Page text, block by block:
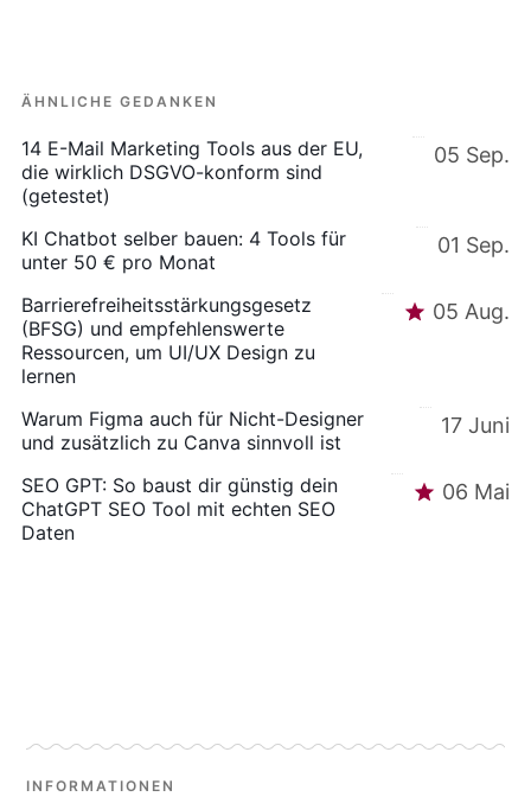
ÄHNLICHE GEDANKEN
14 E-Mail Marketing Tools aus der EU,
die wirklich DSGVO-konform sind
(getestet)
05 Sep.
KI Chatbot selber bauen: 4 Tools für
unter 50 € pro Monat
01 Sep.
Barrierefreiheitsstärkungsgesetz
(BFSG) und empfehlenswerte
Ressourcen, um UI/UX Design zu
lernen
05 Aug.
Warum Figma auch für Nicht-Designer
und zusätzlich zu Canva sinnvoll ist
17 Juni
SEO GPT: So baust dir günstig dein
ChatGPT SEO Tool mit echten SEO
Daten
06 Mai
INFORMATIONEN